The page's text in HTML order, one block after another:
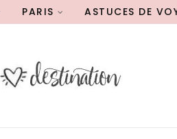
PARIS ASTUCES DE